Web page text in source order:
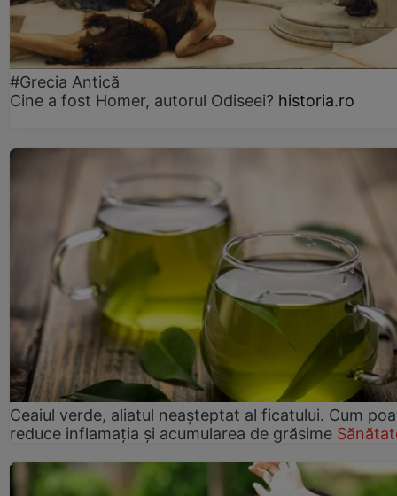
#Grecia Antică
Cine a fost Homer, autorul Odiseei? historia.ro
Ceaiul verde, aliatul neașteptat al ficatului. Cum
reduce inflamația și acumularea de grăsime